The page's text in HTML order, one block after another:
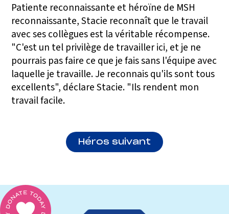
Patiente reconnaissante et héroïne de MSH
reconnaissante, Stacie reconnaît que le travail
avec ses collègues est la véritable récompense.
"C'est un tel privilège de travailler ici, et je ne
pourrais pas faire ce que je fais sans l'équipe avec
laquelle je travaille. Je reconnais qu'ils sont tous
excellents", déclare Stacie. "Ils rendent mon
travail facile.
Héros suivant